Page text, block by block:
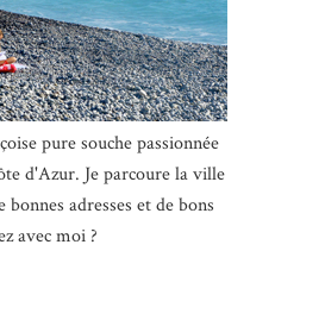
pure souche passionnée
d'Azur. Je parcoure la ville
bonnes adresses et de bons
avec moi ?